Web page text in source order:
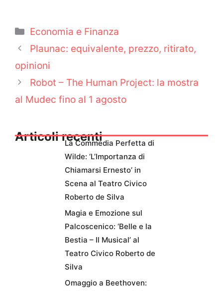
Categorie
Economia e Finanza
Plaunac: equivalente, prezzo, ritirato,
opinioni
Robot – The Human Project: la mostra
al Mudec fino al 1 agosto
Articoli recentiLa Commedia Perfetta di
Wilde: ‘L’Importanza di
Chiamarsi Ernesto’ in
Scena al Teatro Civico
Roberto de Silva
Magia e Emozione sul
Palcoscenico: ‘Belle e la
Bestia – Il Musical’ al
Teatro Civico Roberto de
Silva
Omaggio a Beethoven: